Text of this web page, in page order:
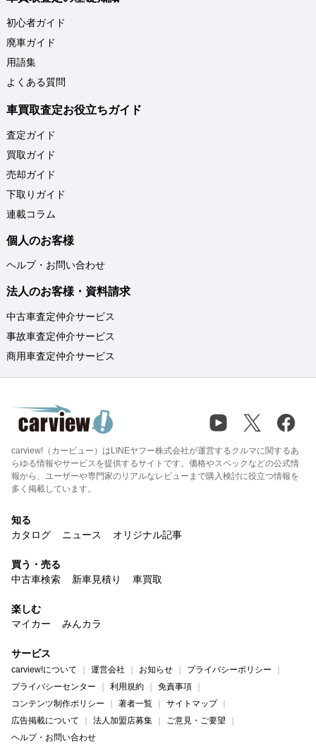
初心者ガイド
廃車ガイド
用語集
よくある質問
車買取査定お役立ちガイド
査定ガイド
買取ガイド
売却ガイド
下取りガイド
連載コラム
個人のお客様
ヘルプ・お問い合わせ
法人のお客様・資料請求
中古車査定仲介サービス
事故車査定仲介サービス
商用車査定仲介サービス
carview!（カービュー）はLINEヤフー株式会社が運営するクルマに関するあ
らゆる情報やサービスを提供するサイトです。価格やスペックなどの公式情
報から、ユーザーや専門家のリアルなレビューまで購入検討に役立つ情報を
多く掲載しています。
知る
カタログ
ニュース オリジナル記事
買う・売る
中古車検索
新車見積り 車買取
楽しむ
マイカー
みんカラ
サービス
carview!について 運営会社 お知らせ
プライバシーポリシー
プライバシーセンター
利用規約
免責事項
コンテンツ制作ポリシー
著者一覧
サイトマップ
広告掲載について
法人加盟店募集
ご意見・ご要望
ヘルプ・お問い合わせ